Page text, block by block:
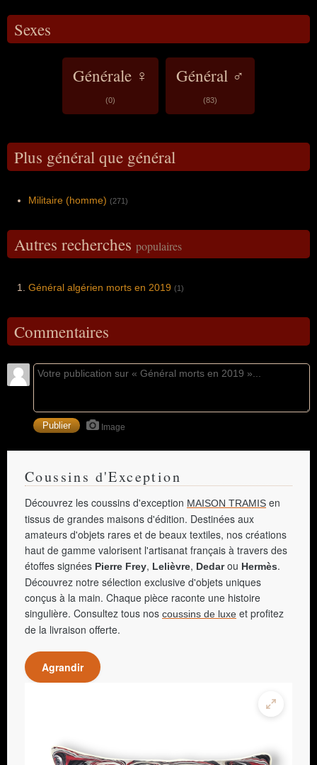
Sexes
Générale ♀
(0)
Général ♂
(83)
Plus général que général
Militaire (homme) (271)
Autres recherches populaires
Général algérien morts en 2019 (1)
Commentaires
Image
Coussins d'Exception
Découvrez les coussins d'exception MAISON TRAMIS en
tissus de grandes maisons d'édition. Destinées aux
amateurs d'objets rares et de beaux textiles, nos créations
haut de gamme valorisent l'artisanat français à travers des
étoffes signées Pierre Frey, Lelièvre, Dedarou Hermès.
Découvrez notre sélection exclusive d'objets uniques
conçus à la main. Chaque pièce raconte une histoire
singulière. Consultez tous nos coussins de luxe et profitez
de la livraison offerte.
Agrandir